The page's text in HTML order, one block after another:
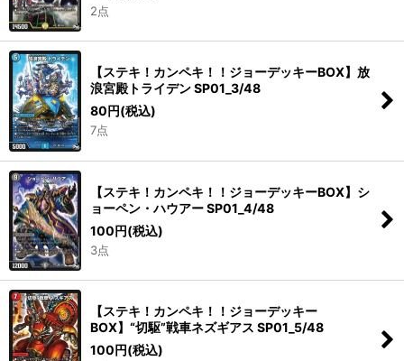
2点
【ステキ！カンペキ！！ジョーデッキーBOX】放
浪宮殿トライデン SP01_3/48
80 円(税込)
7点
【ステキ！カンペキ！！ジョーデッキーBOX】シ
ョーペン・ハウアー SP01_4/48
100円(税込)
3点
【ステキ！カンペキ！！ジョーデッキー
BOX】“切駆”戦車ネズギアス SP01_5/48
100 円(税込)